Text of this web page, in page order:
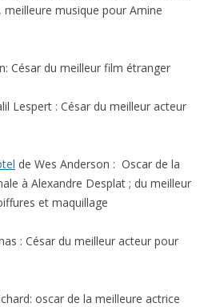
musique pour Amine
César du meilleur film étranger
Lespert : César du meilleur acteur
de Wes Anderson : Oscar de la
à Alexandre Desplat ; du meilleur
et maquillage
: César du meilleur acteur pour
oscar de la meilleure actrice